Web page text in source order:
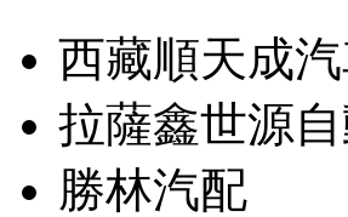
西藏順天成
拉薩鑫世源
勝林汽配